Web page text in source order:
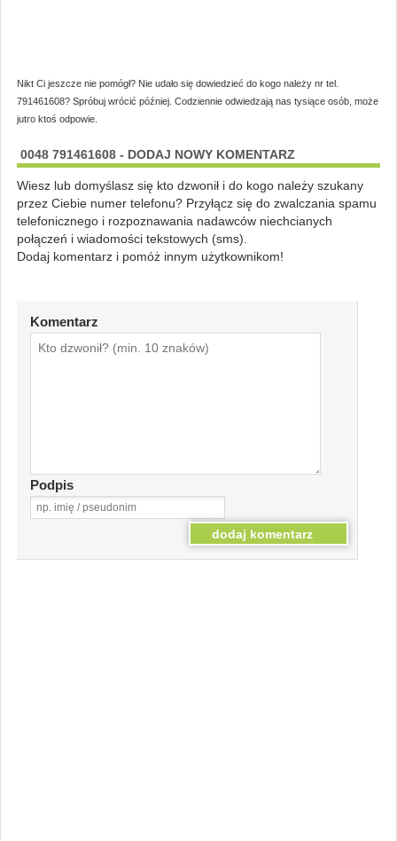
Nikt Ci jeszcze nie pomógł? Nie udało się dowiedzieć do kogo należy nr tel.
791461608? Spróbuj wrócić później. Codziennie odwiedzają nas tysiące osób, może
jutro ktoś odpowie.
0048 791461608 - DODAJ NOWY KOMENTARZ
Wiesz lub domyślasz się kto dzwonił i do kogo należy szukany
przez Ciebie numer telefonu? Przyłącz się do zwalczania spamu
telefonicznego i rozpoznawania nadawców niechcianych
połączeń i wiadomości tekstowych (sms).
Dodaj komentarz i pomóż innym użytkownikom!
Komentarz
Podpis